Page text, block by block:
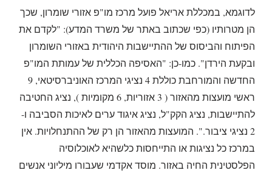
לדוגמא, במכללת אריאל פועל מרכז מו"פ אזורי שומרון, שכך
הן מטרותיו (כפי שכתוב באתר של משרד המדע): "לקדם את
הפיתוח והביסוס של ההתיישבות היהודית באזורי השומרון
ובקעת הירדן". כמו-כן: "האסיפה הכללית של עמותת המו"פ
החדשה והמורחבת כוללת 4 נציגי המרכז האוניברסיטאי, 9
ראשי מועצות מהאזור ( 3 אזוריות, 6 מקומיות ), נציג החטיבה
להתיישבות, נציג הקק"ל, נציג איגוד ערים לאיכות הסביבה ו-
2 נציגי ציבור.". המועצות מהאזור הן רק של ההתנחלויות. אין
במרכז כל נציגות או התייחסות כלשהיא לאוכלוסיה
הפלסטינית החיה באזור. מוסד אקדמי שעבורו מיליוני אנשים